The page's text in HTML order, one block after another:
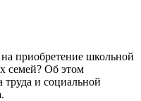
приобретение школьной
семей? Об этом
труда и социальной